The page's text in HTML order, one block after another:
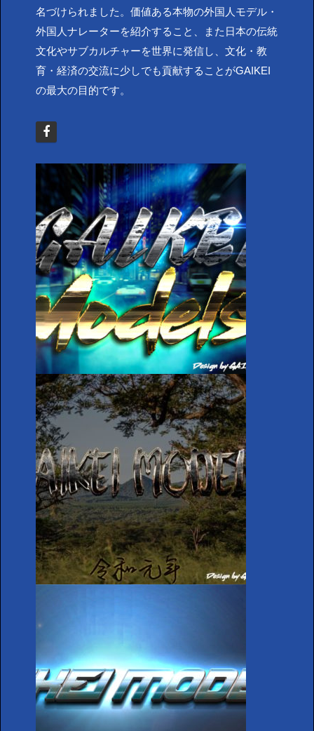
名づけられました。価値ある本物の外国人モデル・
外国人ナレーターを紹介すること、また日本の伝統
文化やサブカルチャーを世界に発信し、文化・教
育・経済の交流に少しでも貢献することがGAIKEI
の最大の目的です。